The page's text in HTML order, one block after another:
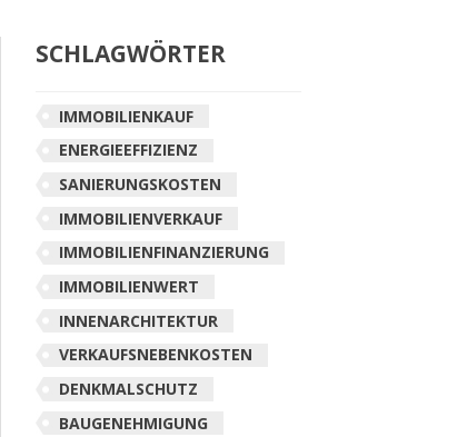
SCHLAGWÖRTER
IMMOBILIENKAUF
ENERGIEEFFIZIENZ
SANIERUNGSKOSTEN
IMMOBILIENVERKAUF
IMMOBILIENFINANZIERUNG
IMMOBILIENWERT
INNENARCHITEKTUR
VERKAUFSNEBENKOSTEN
DENKMALSCHUTZ
BAUGENEHMIGUNG